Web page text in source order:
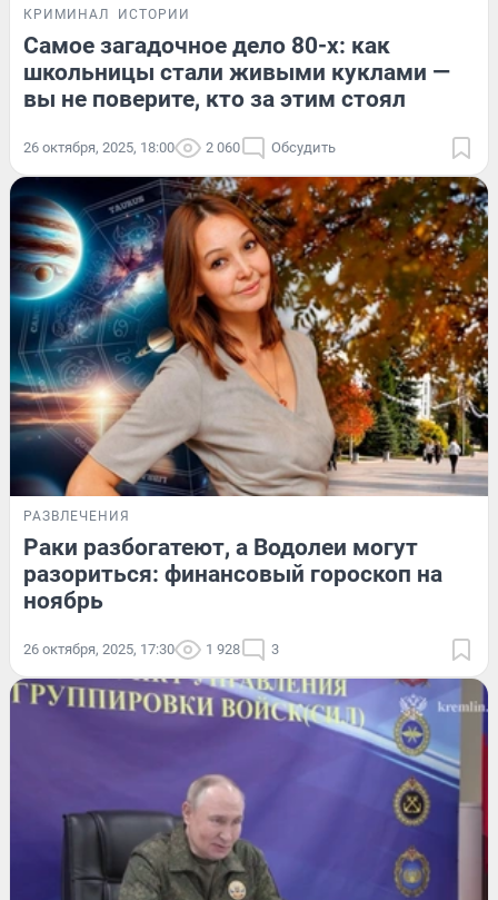
КРИМИНАЛ ИСТОРИИ
Самое загадочное дело 80-х: как
школьницы стали живыми куклами —
вы не поверите, кто за этим стоял
26 октября, 2025, 18:00 2 060 Обсудить
РАЗВЛЕЧЕНИЯ
Раки разбогатеют, а Водолеи могут
разориться: финансовый гороскоп на
ноябрь
26 октября, 2025, 17:30 1 928 3